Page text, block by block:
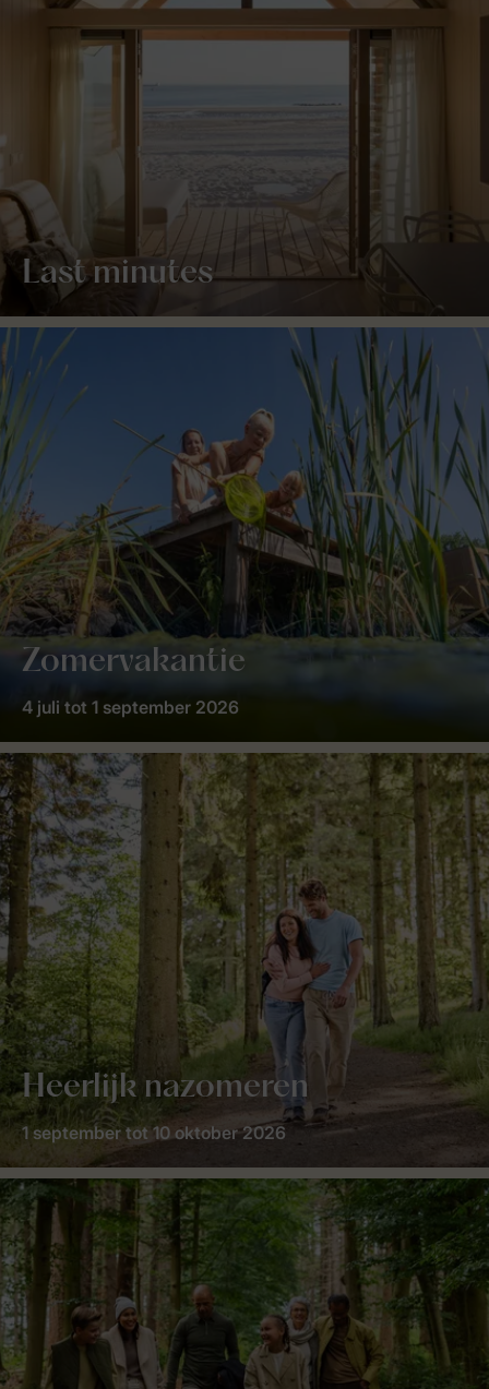
Last minutes
Zomervakantie
4 juli tot 1 september 2026
Heerlijk nazomeren
1 september tot 10 oktober 2026